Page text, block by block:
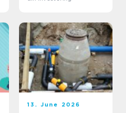
13. June 2026